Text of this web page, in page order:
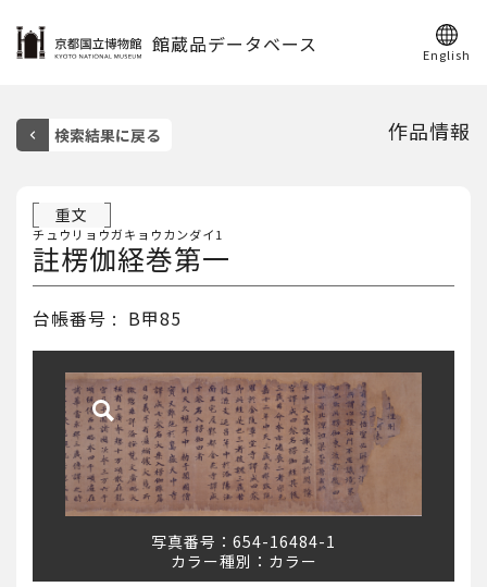
館蔵品データベース English
作品情報
重文
チュウリョウガキョウカンダイ1
註楞伽経巻第一
台帳番号 B甲85
写真番号： 654-16484-1
カラー種別： カラー